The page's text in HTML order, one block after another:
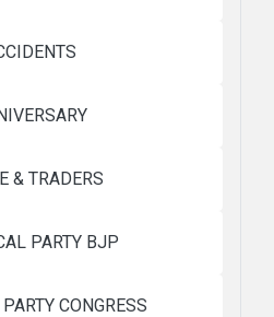
& TRADERS
PARTY BJP
CONGRESS